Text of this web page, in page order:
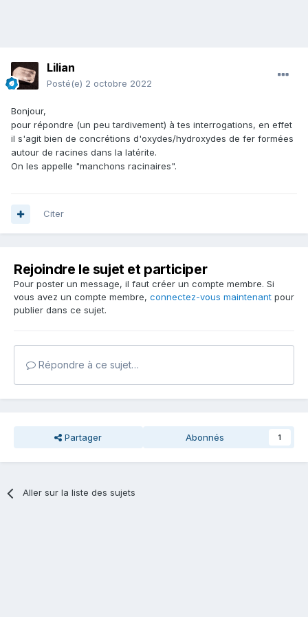
Lilian
Posté(e) 2 octobre 2022
Bonjour,
pour répondre (un peu tardivement) à tes interrogations, en effet
il s'agit bien de concrétions d'oxydes/hydroxydes de fer formées
autour de racines dans la latérite.
On les appelle "manchons racinaires".
Citer
Rejoindre le sujet et participer
Pour poster un message, il faut créer un compte membre. Si
vous avez un compte membre, connectez-vous maintenant pour
publier dans ce sujet.
Répondre à ce sujet…
Partager Abonnés 1
Aller sur la liste des sujets